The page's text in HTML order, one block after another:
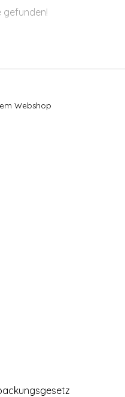
gefunden!
Webshop